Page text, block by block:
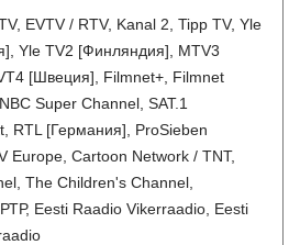
EVTV / RTV, Kanal 2, Tipp TV, Yle
Yle TV2 [Финляндия], MTV3
[Швеция], Filmnet+, Filmnet
Super Channel, SAT.1
RTL [Германия], ProSieben
Europe, Cartoon Network / TNT,
The Children's Channel,
Eesti Raadio Vikerraadio, Eesti